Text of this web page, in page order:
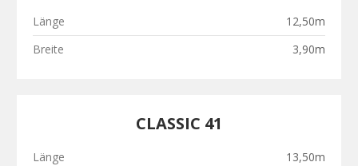
Länge
12,50m
Breite
3,90m
CLASSIC 41
Länge
13,50m